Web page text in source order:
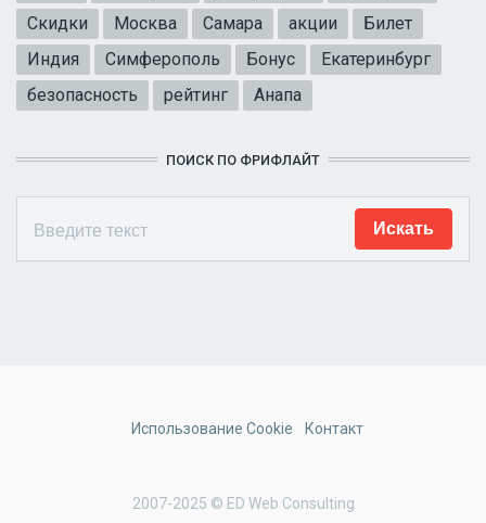
Скидки
Москва Самара акции
Билет
Индия
Симферополь Бонус
Екатеринбург
безопасность
рейтинг Анапа
ПОИСК ПО ФРИФЛАЙТ
2007-2025 © ED Web Consulting
Использование Cookie Контакт